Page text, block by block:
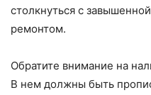
столкнуться с
ремонтом.
Обратите внимание на
В нем должны быть